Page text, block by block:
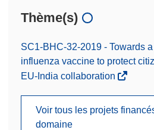
Thème(s)
SC1-BHC-32-2019 - Towards
influenza vaccine to protect
EU-India collaboration
Voir tous les projets
domaine